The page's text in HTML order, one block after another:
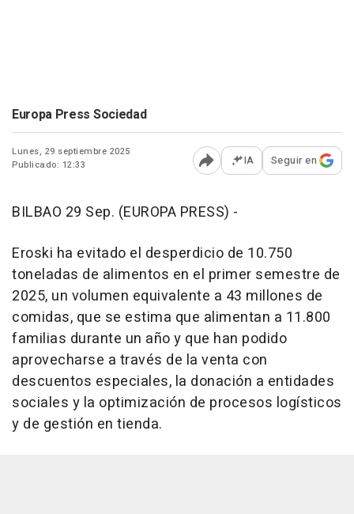
Europa Press Sociedad
Lunes, 29 septiembre 2025
Publicado: 12:33
Abrir opciones para
IA Seguir en
BILBAO 29 Sep. (EUROPA PRESS) -
Eroski ha evitado el desperdicio de 10.750
toneladas de alimentos en el primer semestre de
2025, un volumen equivalente a 43 millones de
comidas, que se estima que alimentan a 11.800
familias durante un año y que han podido
aprovecharse a través de la venta con
descuentos especiales, la donación a entidades
sociales y la optimización de procesos logísticos
y de gestión en tienda.